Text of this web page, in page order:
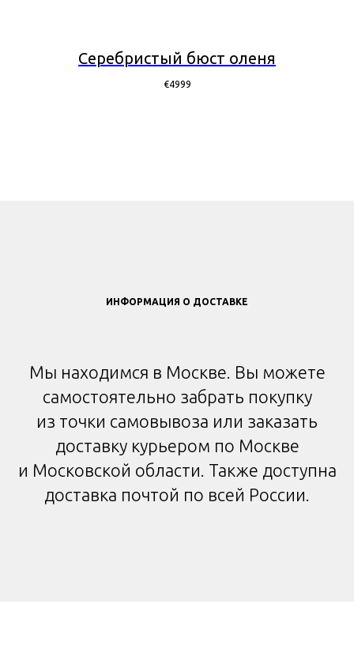
Серебристый бюст оленя
€4999
ИНФОРМАЦИЯ О ДОСТАВКЕ
Мы находимся в Москве. Вы можете
самостоятельно забрать покупку
из точки самовывоза или заказать
доставку курьером по Москве
и Московской области. Также доступна
доставка почтой по всей России.